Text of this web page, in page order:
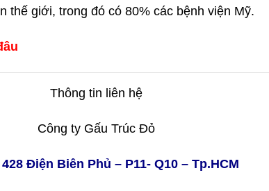
thế giới, trong đó có 80% các bệnh viện Mỹ.
Thông tin liên hệ
Công ty Gấu Trúc Đỏ
428 Điện Biên Phủ – P11- Q10 – Tp.HCM